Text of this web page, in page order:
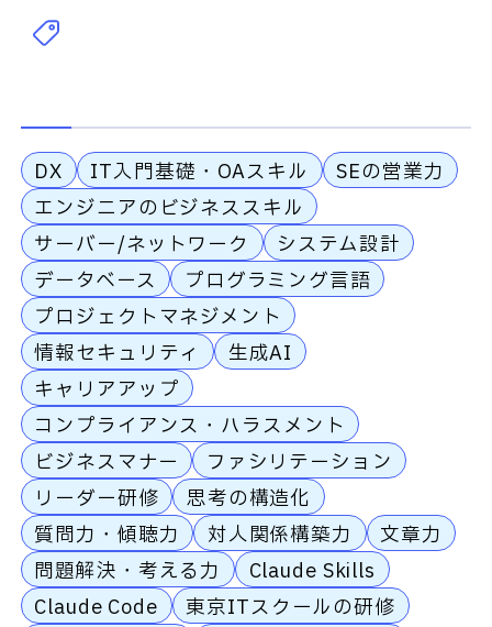
DX IT入門基礎・OAスキル
SEの営業力
エンジニアのビジネススキル
サーバー/ネットワーク
システム設計
データベース
プログラミング言語
プロジェクトマネジメント
情報セキュリティ
生成AI
キャリアアップ
コンプライアンス・ハラスメント
ビジネスマナー
ファシリテーション
リーダー研修
思考の構造化
質問力・傾聴力
対人関係構築力
文章力
問題解決・考える力
Claude Skills
Claude Code
東京ITスクールの研修